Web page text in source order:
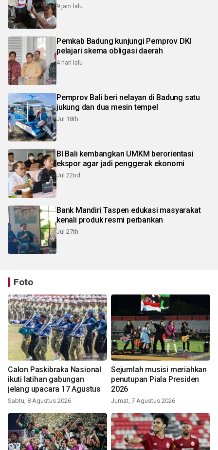
9 jam lalu
Pemkab Badung kunjungi Pemprov DKI
pelajari skema obligasi daerah
4 hari lalu
Pemprov Bali beri nelayan di Badung satu
jukung dan dua mesin tempel
Jul 18th
BI Bali kembangkan UMKM berorientasi
ekspor agar jadi penggerak ekonomi
Jul 22nd
Bank Mandiri Taspen edukasi masyarakat
kenali produk resmi perbankan
Jul 27th
Foto
Calon Paskibraka Nasional
ikuti latihan gabungan
jelang upacara 17 Agustus
Sabtu, 8 Agustus 2026
Sejumlah musisi meriahkan
penutupan Piala Presiden
2026
Jumat, 7 Agustus 2026